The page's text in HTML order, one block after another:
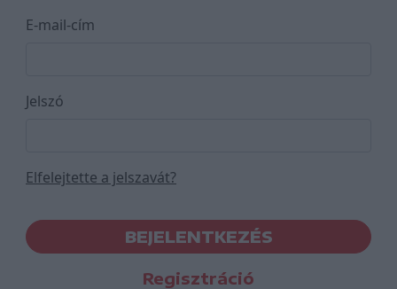
E-mail-cím
Jelszó
Elfelejtette a jelszavát?
BEJELENTKEZÉS
Regisztráció